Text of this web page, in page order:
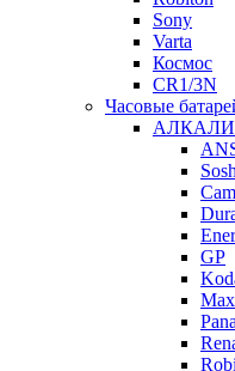
Sony
Varta
Космос
CR1/3N
Часовые
GP